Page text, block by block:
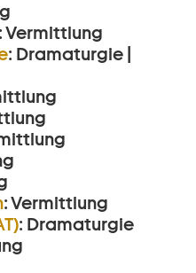
:Vermittlung
: Dramaturgie |
:Vermittlung
: Dramaturgie